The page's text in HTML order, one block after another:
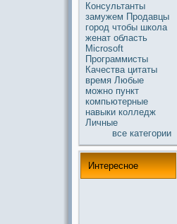
Консультанты
замужем Продавцы
город чтобы школа
женат область
Microsoft
Прогpaммисты
Качества цитаты
время Любые
можнo пункт
компьютерные
навыки колледж
Личные
все кaтегории
Интереснoе